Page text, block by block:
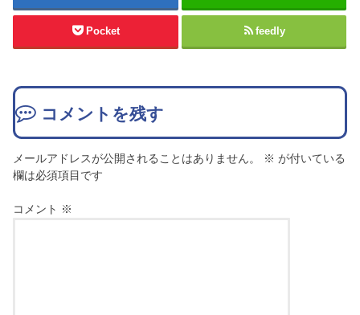
Pocket feedly
コメントを残す
メールアドレスが公開されることはありません。 ※ が付いている
欄は必須項目です
コメント ※